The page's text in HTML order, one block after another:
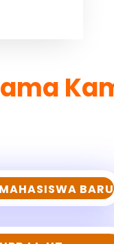
K
BARU